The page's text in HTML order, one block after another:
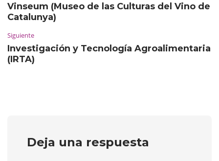
Vinseum (Museo de las Culturas del Vino de
Catalunya)
Siguiente
Investigación y Tecnología Agroalimentaria
(IRTA)
Deja una respuesta